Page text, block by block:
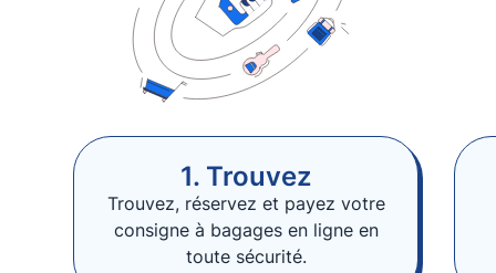
1. Trouvez
Trouvez, réservez et payez votre
consigne à bagages en ligne en
toute sécurité.